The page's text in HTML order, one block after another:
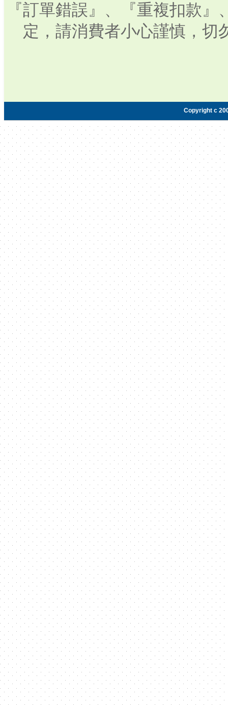
『訂單錯誤』、『重複扣款
定，請消費者小心謹慎，切
Copyright c